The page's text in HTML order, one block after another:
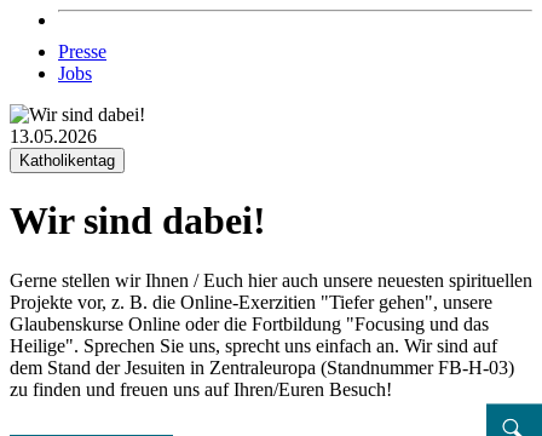
Presse
Jobs
13.05.2026
Katholikentag
Wir sind dabei!
Gerne stellen wir Ihnen / Euch hier auch unsere neuesten spirituellen
Projekte vor, z. B. die Online-Exerzitien "Tiefer gehen", unsere
Glaubenskurse Online oder die Fortbildung "Focusing und das
Heilige". Sprechen Sie uns, sprecht uns einfach an. Wir sind auf
dem Stand der Jesuiten in Zentraleuropa (Standnummer FB-H-03)
zu finden und freuen uns auf Ihren/Euren Besuch!